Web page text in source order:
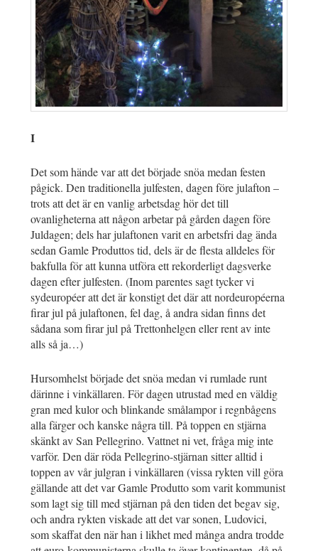
I
Det som hände var att det började snöa medan festen
pågick. Den traditionella julfesten, dagen före julafton –
trots att det är en vanlig arbetsdag hör det till
ovanligheterna att någon arbetar på gården dagen före
Juldagen; dels har julaftonen varit en arbetsfri dag ända
sedan Gamle Produttos tid, dels är de flesta alldeles för
bakfulla för att kunna utföra ett rekorderligt dagsverke
dagen efter julfesten. (Inom parentes sagt tycker vi
sydeuropéer att det är konstigt det där att nordeuropéerna
firar jul på julaftonen, fel dag, å andra sidan finns det
sådana som firar jul på Trettonhelgen eller rent av inte
alls så ja…)
Hursomhelst började det snöa medan vi rumlade runt
därinne i vinkällaren. För dagen utrustad med en väldig
gran med kulor och blinkande smålampor i regnbågens
alla färger och kanske några till. På toppen en stjärna
skänkt av San Pellegrino. Vattnet ni vet, fråga mig inte
varför. Den där röda Pellegrino-stjärnan sitter alltid i
toppen av vår julgran i vinkällaren (vissa rykten vill göra
gällande att det var Gamle Produtto som varit kommunist
som lagt sig till med stjärnan på den tiden det begav sig,
och andra rykten viskade att det var sonen, Ludovici,
som skaffat den när han i likhet med många andra trodde